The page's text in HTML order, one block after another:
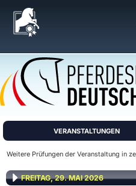
VERANSTALTUNGEN
Weitere Prüfungen der Veranstaltung in
FREITAG, 29. MAI 2026